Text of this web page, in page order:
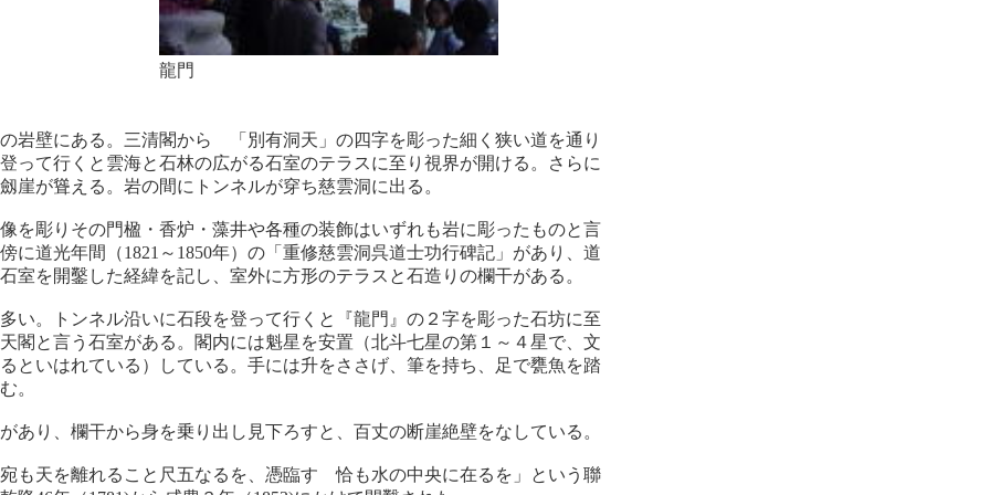
門
岩壁にある。三清閣から 「別有洞天」の四字を彫った細く狭い道を通り
って行くと雲海と石林の広がる石室のテラスに至り視界が開ける。さらに
崖が聳える。岩の間にトンネルが穿ち慈雲洞に出る。
を彫りその門楹・香炉・藻井や各種の装飾はいずれも岩に彫ったものと言
に道光年間（1821～1850年）の「重修慈雲洞呉道士功行碑記」があり、道
室を開鑿した経緯を記し、室外に方形のテラスと石造りの欄干がある。
い。トンネル沿いに石段を登って行くと『龍門』の２字を彫った石坊に至
閣と言う石室がある。閣内には魁星を安置（北斗七星の第１～４星で、文
といはれている）している。手には升をささげ、筆を持ち、足で甕魚を踏
。
あり、欄干から身を乗り出し見下ろすと、百丈の断崖絶壁をなしている。
天を離れること尺五なるを、憑臨す 恰も水の中央に在るを」という聯